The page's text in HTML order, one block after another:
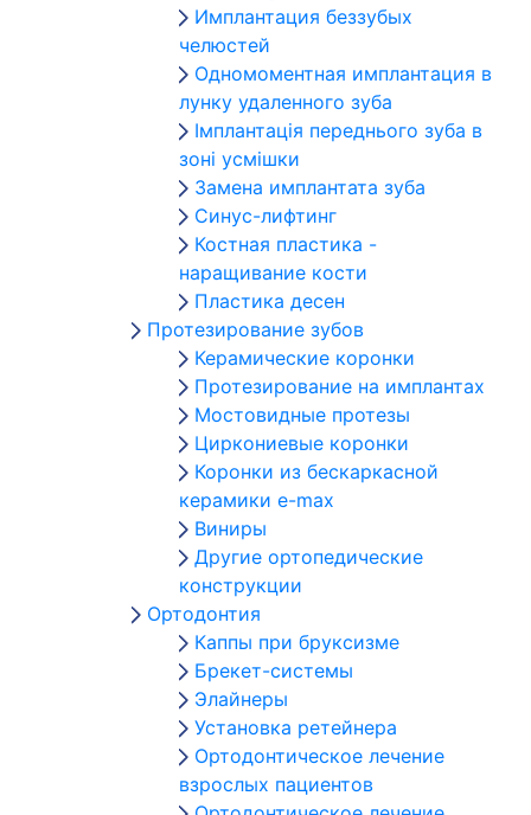
Имплантация беззубых
челюстей
Одномоментная имплантация в
лунку удаленного зуба
Імплантація переднього зуба в
зоні усмішки
Замена имплантата зуба
Синус-лифтинг
Костная пластика -
наращивание кости
Пластика десен
Протезирование зубов
Керамические коронки
Протезирование на имплантах
Мостовидные протезы
Циркониевые коронки
Коронки из бескаркасной
керамики e-max
Виниры
Другие ортопедические
конструкции
Ортодонтия
Каппы при бруксизме
Брекет-системы
Элайнеры
Установка ретейнера
Ортодонтическое лечение
взрослых пациентов